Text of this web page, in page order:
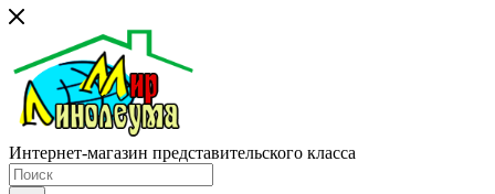
Интернет-магазин представительского класса